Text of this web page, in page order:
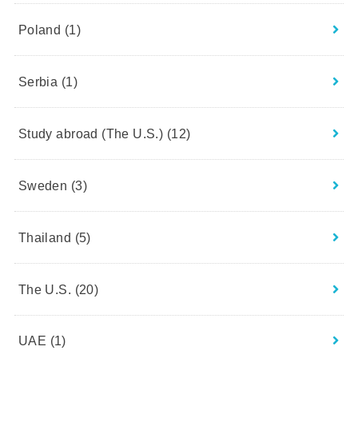
Poland (1)
Serbia (1)
Study abroad (The U.S.) (12)
Sweden (3)
Thailand (5)
The U.S. (20)
UAE (1)